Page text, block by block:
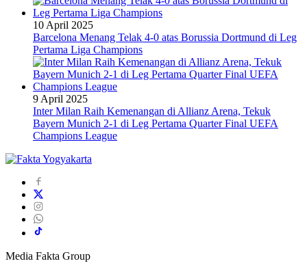
10 April 2025
Barcelona Menang Telak 4-0 atas Borussia Dortmund di Leg
Pertama Liga Champions
9 April 2025
Inter Milan Raih Kemenangan di Allianz Arena, Tekuk
Bayern Munich 2-1 di Leg Pertama Quarter Final UEFA
Champions League
Media Fakta Group